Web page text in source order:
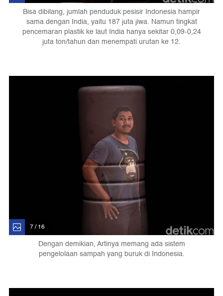
Bisa dibilang, jumlah penduduk pesisir Indonesia hampir
sama dengan India, yaitu 187 juta jiwa. Namun tingkat
pencemaran plastik ke laut India hanya sekitar 0,09-0,24
juta ton/tahun dan menempati urutan ke 12.
7 / 16
Dengan demikian, Artinya memang ada sistem
pengelolaan sampah yang buruk di Indonesia.